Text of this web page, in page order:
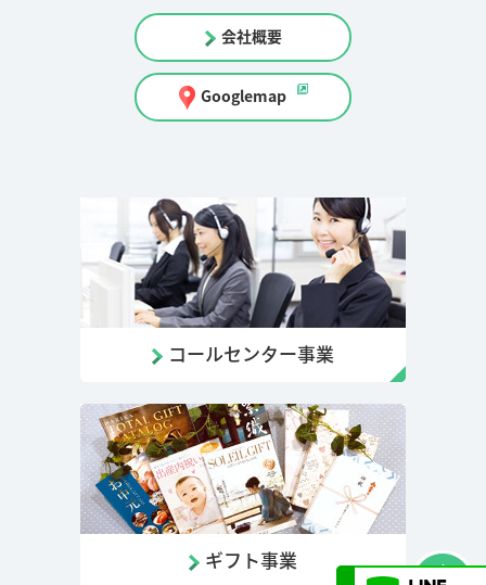
会社概要
Googlemap
コールセンター事業
ギフト事業